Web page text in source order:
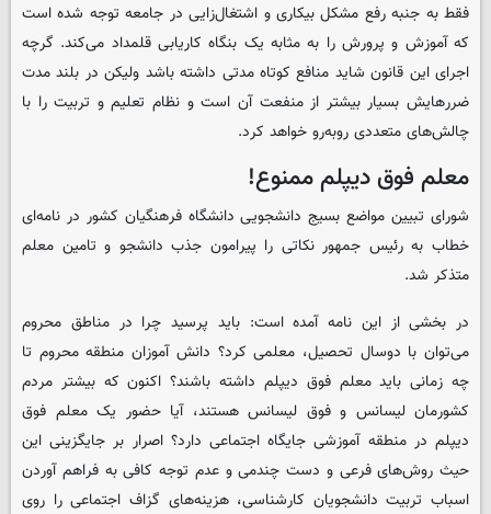
فقط به جنبه رفع مشکل بیکاری و اشتغال‌زایی در جامعه توجه شده است
که آموزش و پرورش را به مثابه یک بنگاه کاریابی قلمداد می‌کند. گرچه
اجرای این قانون شاید منافع کوتاه مدتی داشته باشد ولیکن در بلند مدت
ضررهایش بسیار بیشتر از منفعت آن است و نظام تعلیم و تربیت را با
چالش‌های متعددی روبه‌رو خواهد کرد.
معلم فوق دیپلم ممنوع!
شورای تبیین مواضع بسیج دانشجویی دانشگاه فرهنگیان کشور در نامه‌ای
خطاب به رئیس جمهور نکاتی را پیرامون جذب دانشجو و تامین معلم
متذکر شد.
در بخشی از این نامه آمده است: باید پرسید چرا در مناطق محروم
می‌توان با دوسال تحصیل، معلمی کرد؟ دانش آموزان منطقه محروم تا
چه زمانی باید معلم فوق دیپلم داشته باشند؟ اکنون که بیشتر مردم
کشورمان لیسانس و فوق لیسانس هستند، آیا حضور یک معلم فوق
دیپلم در منطقه آموزشی جایگاه اجتماعی دارد؟ اصرار بر جایگزینی این
حیث روش‌های فرعی و دست چندمی و عدم توجه کافی به فراهم آوردن
اسباب تربیت دانشجویان کارشناسی، هزینه‌های گزاف اجتماعی را روی